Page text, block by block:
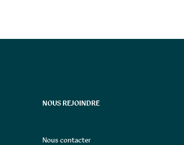
NOUS REJOINDRE
Nous contacter